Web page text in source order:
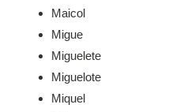
Maicol
Migue
Miguelete
Miguelote
Miquel